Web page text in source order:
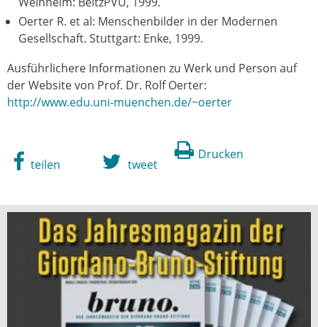
Oerter R. et al: Menschenbilder in der Modernen
Gesellschaft. Stuttgart: Enke, 1999.
Ausführlichere Informationen zu Werk und Person auf
der Website von Prof. Dr. Rolf Oerter:
http://www.edu.uni-muenchen.de/~oerter
Drucken
teilen tweet